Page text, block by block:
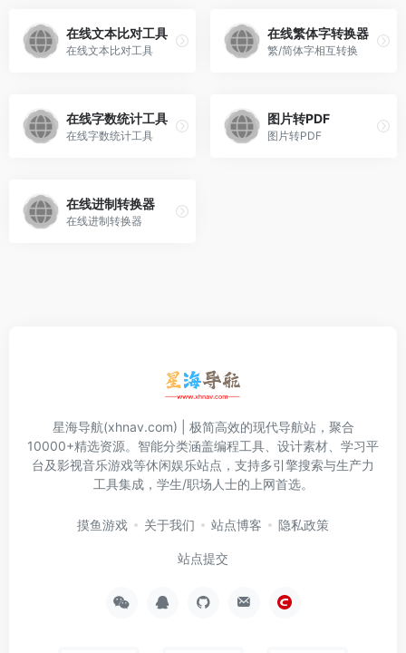
在线文本比对工具
在线文本比对工具
在线繁体字转换器
繁/简体字相互转换
在线字数统计工具
在线字数统计工具
图片转PDF
图片转PDF
在线进制转换器
在线进制转换器
星海导航(xhnav.com) | 极简高效的现代导航站，聚合
10000+精选资源。智能分类涵盖编程工具、设计素材、学习平
台及影视音乐游戏等休闲娱乐站点，支持多引擎搜索与生产力
工具集成，学生/职场人士的上网首选。
摸鱼游戏 关于我们 站点博客 隐私政策
站点提交